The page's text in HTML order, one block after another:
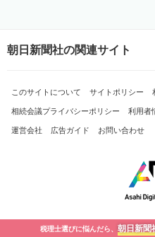
税理士選びに悩んだら、 朝日新聞
朝日新聞社の関連サイト
このサイトについて サイトポリシー
相続会議プライバシーポリシー 利用者
運営会社 広告ガイド お問い合わせ
Copyright© The Asahi